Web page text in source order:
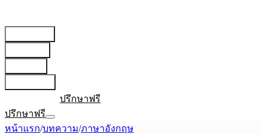
ปรึกษาฟรี
ปรึกษาฟรี
หน้าแรก/บทความ/ภาษาอังกฤษ